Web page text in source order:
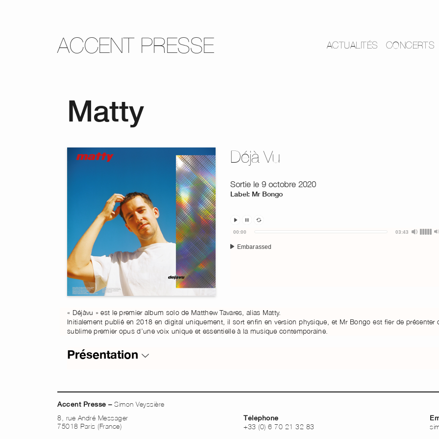
ACCENT PRESSE ACTUALITÉS CONCERTS
Matty
Déjà Vu
Sortie le 9 octobre 2020
Label: Mr Bongo
Audio
Player
Embarassed
00:00 03:43
« Déjàvu » est le premier album solo de Matthew Tavares, alias Matty.
Initialement publié en 2018 en digital uniquement, il sort enfin en version physique, et Mr Bongo est fier de présenter
sublime premier opus d’une voix unique et essentielle à la musique contemporaine.
Présentation
Accent Presse –Simon Veyssière
8, rue André Messager
75018 Paris (France)
Téléphone
+33 (0) 6 70 21 32 83